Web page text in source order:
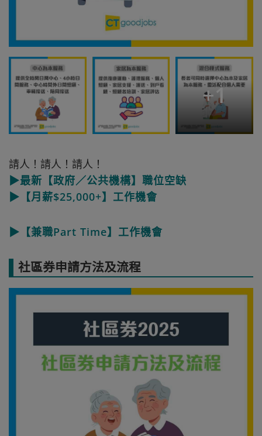
+1
請人！請人！請人！
▶最新【政府／公共機構】職位空缺
▶【月薪$25,000+】工作機會
▶【兼職Part Time】工作機會
社區券申請方法及流程